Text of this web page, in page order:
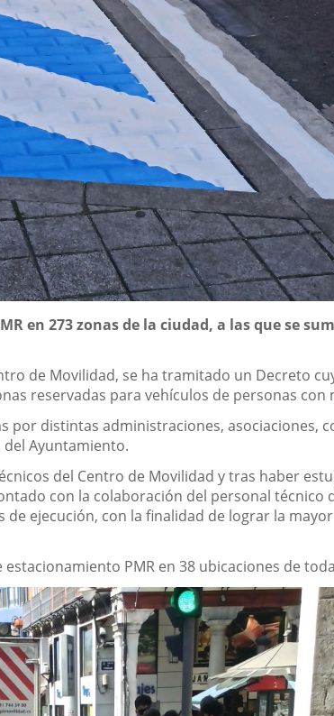
en 273 zonas de la ciudad, a las que se
de Movilidad, se ha tramitado un Decreto
reservadas para vehículos de personas con
distintas administraciones, asociaciones,
del Ayuntamiento.
del Centro de Movilidad y tras haber
con la colaboración del personal técnico
ejecución, con la finalidad de lograr la
PMR en 38 ubicaciones de